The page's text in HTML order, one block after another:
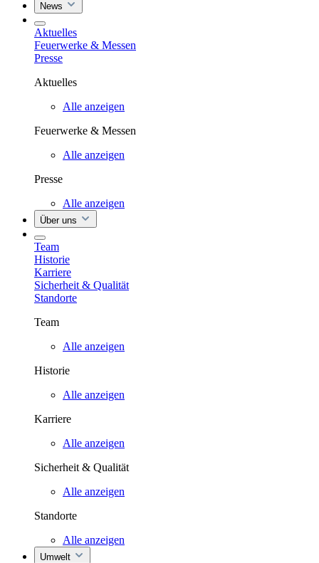
News
Aktuelles
Feuerwerke & Messen
Presse
Aktuelles
Alle anzeigen
Feuerwerke & Messen
Alle anzeigen
Presse
Alle anzeigen
Über uns
Team
Historie
Karriere
Sicherheit & Qualität
Standorte
Team
Alle anzeigen
Historie
Alle anzeigen
Karriere
Alle anzeigen
Sicherheit & Qualität
Alle anzeigen
Standorte
Alle anzeigen
Umwelt